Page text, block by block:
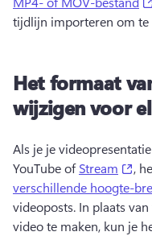
tijdlijn importeren om te
Het formaat
wijzigen voor
Als je je
YouTube of Stream
,
verschillende hoogte-
videoposts. In plaats
video te maken, kun je